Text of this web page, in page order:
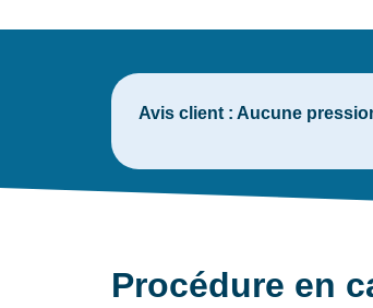
Avis client : Aucune
Procédure en